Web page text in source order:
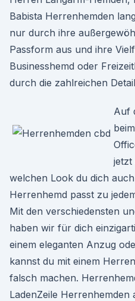
Babista Herrenhemden
nur durch ihre
Passform aus und ihre
Businesshemd oder
durch die zahlreichen
Auf
jetzt
welchen Look du dich
Herrenhemd passt zu
Mit den verschiedensten
haben wir für dich
einem eleganten Anzug
kannst du mit einem
falsch machen.
LadenZeile Herrenhemden